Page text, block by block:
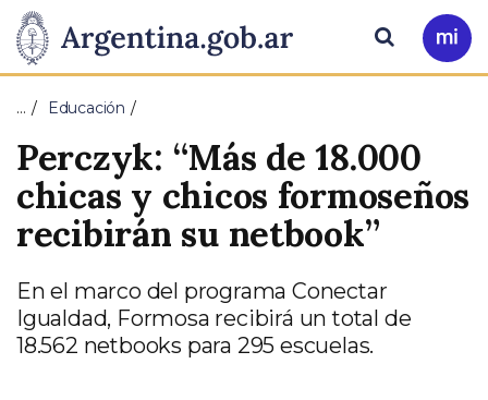
Presidencia
de
la
Nación
Pasar al contenido principal
Ir
a
Buscar
… Educación
Perczyk: “Más de 18.000
chicas y chicos formoseños
recibirán su netbook”
En el marco del programa Conectar
Igualdad, Formosa recibirá un total de
18.562 netbooks para 295 escuelas.